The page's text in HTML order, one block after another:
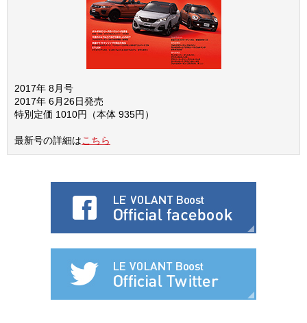
2017年 8月号
2017年 6月26日発売
特別定価 1010円（本体 935円）
最新号の詳細はこちら